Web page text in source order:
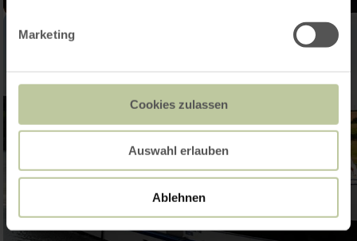
Marketing
Cookies zulassen
Auswahl erlauben
Ablehnen